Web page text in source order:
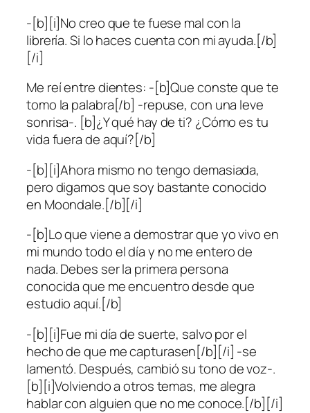
-[b][i]No creo que te fuese mal con la
librería. Si lo haces cuenta con mi ayuda.[/b]
[/i]
Me reí entre dientes: -[b]Que conste que te
tomo la palabra[/b] -repuse, con una leve
sonrisa-. [b]¿Y qué hay de ti? ¿Cómo es tu
vida fuera de aquí?[/b]
-[b][i]Ahora mismo no tengo demasiada,
pero digamos que soy bastante conocido
en Moondale.[/b][/i]
-[b]Lo que viene a demostrar que yo vivo en
mi mundo todo el día y no me entero de
nada. Debes ser la primera persona
conocida que me encuentro desde que
estudio aquí.[/b]
-[b][i]Fue mi día de suerte, salvo por el
hecho de que me capturasen[/b][/i] -se
lamentó. Después, cambió su tono de voz-.
[b][i]Volviendo a otros temas, me alegra
hablar con alguien que no me conoce.[/b][/i]